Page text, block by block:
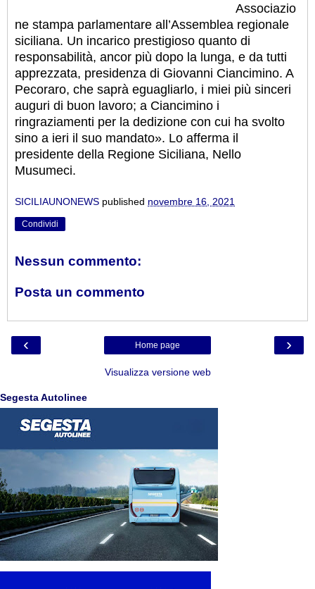
Associazio
ne stampa parlamentare all’Assemblea regionale
siciliana. Un incarico prestigioso quanto di
responsabilità, ancor più dopo la lunga, e da tutti
apprezzata, presidenza di Giovanni Ciancimino. A
Pecoraro, che saprà eguagliarlo, i miei più sinceri
auguri di buon lavoro; a Ciancimino i
ringraziamenti per la dedizione con cui ha svolto
sino a ieri il suo mandato». Lo afferma il
presidente della Regione Siciliana, Nello
Musumeci.
SICILIAUNONEWS published novembre 16, 2021
Condividi
Nessun commento:
Posta un commento
‹ ›
Home page
Visualizza versione web
Segesta Autolinee